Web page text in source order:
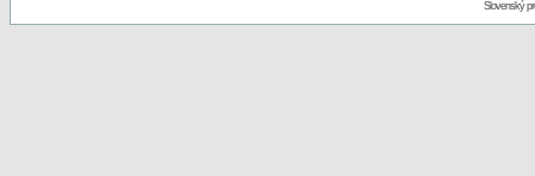
Slovenský